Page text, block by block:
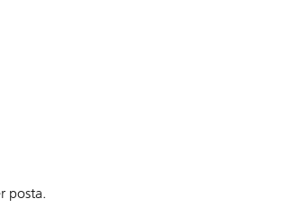
posta.